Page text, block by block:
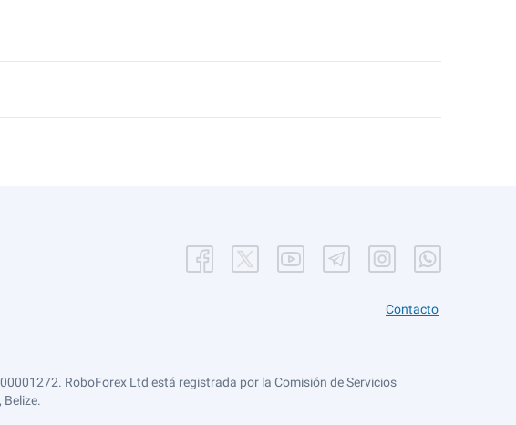
Contacto
RoboForex Ltd está registrada por la Comisión de Servicios